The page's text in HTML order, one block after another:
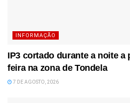
INFORMAÇÃO
IP3 cortado durante a noite a
feira na zona de Tondela
7 DE AGOSTO, 2026